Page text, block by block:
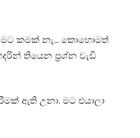
මට කමක් නැ… කොහොමත්
තියෙන ප්‍රශ්න වැඩි
ඇති උනා. මට එයාලා